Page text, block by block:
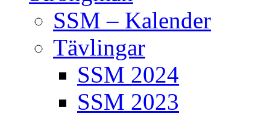
SSM – Kalender
Tävlingar
SSM 2024
SSM 2023